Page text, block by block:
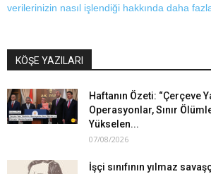
verilerinizin nasıl işlendiği hakkında daha
KÖŞE YAZILARI
Haftanın Özeti: “Çerçeve
Operasyonlar, Sınır
Yükselen...
07/08/2026
İşçi sınıfının yılmaz